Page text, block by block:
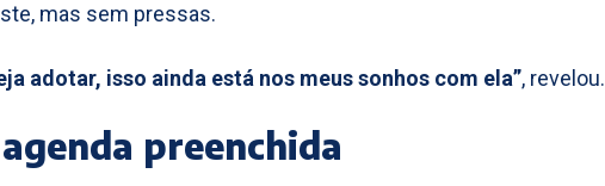
mas sem pressas.
adotar, isso ainda está nos meus sonhos com ela”, revelou.
preenchida